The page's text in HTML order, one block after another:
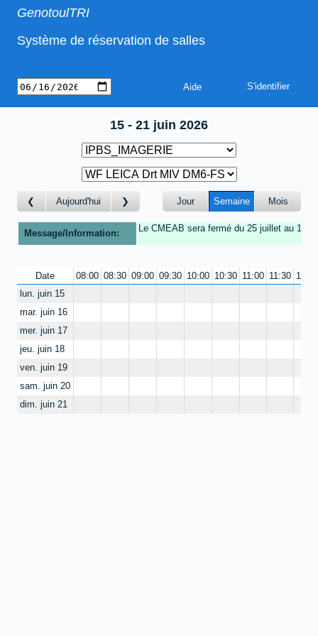
GenotoulTRI
Système de réservation de salles
Aide
15 - 21 juin 2026
Aujourd'hui Jour Semaine Mois
Message/Information: Le CMEAB sera fermé du 25 juillet au 16
Date 08:00 08:30 09:00 09:30 10:00 10:30 11:00 11:30 12:00
lun. juin 15
mar. juin 16
mer. juin 17
jeu. juin 18
ven. juin 19
sam. juin 20
dim. juin 21